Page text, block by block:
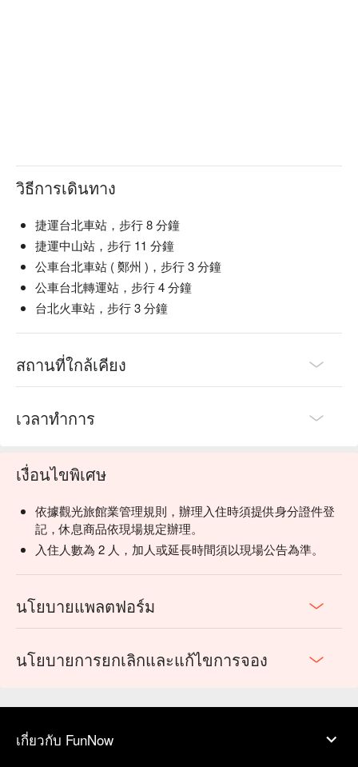
วิธีการเดินทาง
捷運台北車站，步行 8 分鐘
捷運中山站，步行 11 分鐘
公車台北車站 ( 鄭州 )，步行 3 分鐘
公車台北轉運站，步行 4 分鐘
台北火車站，步行 3 分鐘
สถานที่ใกล้เคียง
เวลาทำการ
เงื่อนไขพิเศษ
依據觀光旅館業管理規則，辦理入住時須提供身分證件登
記，休息商品依現場規定辦理。
入住人數為 2 人，加人或延長時間須以現場公告為準。
นโยบายแพลตฟอร์ม
นโยบายการยกเลิกและแก้ไขการจอง
เกี่ยวกับ FunNow